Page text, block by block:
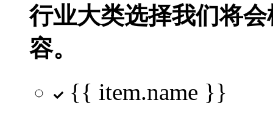
行业大类选择我们将
容。
{{ item.name }}